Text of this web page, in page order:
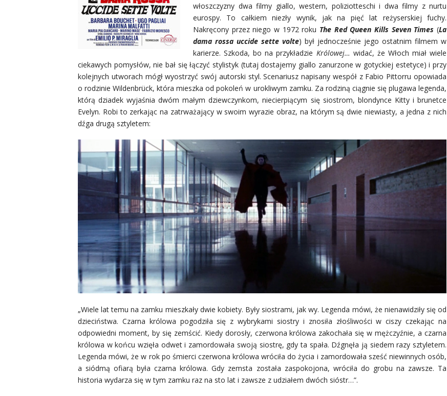
włoszczyzny dwa filmy giallo, western, poliziotteschi i dwa filmy z nurtu
eurospy. To całkiem niezły wynik, jak na pięć lat reżyserskiej fuchy.
Nakręcony przez niego w 1972 roku The Red Queen Kills Seven Times (La
dama rossa uccide sette volte) był jednocześnie jego ostatnim filmem w
karierze. Szkoda, bo na przykładzie Królowej… widać, że Włoch miał wiele
ciekawych pomysłów, nie bał się łączyć stylistyk (tutaj dostajemy giallo zanurzone w gotyckiej estetyce) i przy
kolejnych utworach mógł wyostrzyć swój autorski styl. Scenariusz napisany wespół z Fabio Pittorru opowiada
o rodzinie Wildenbrück, która mieszka od pokoleń w urokliwym zamku. Za rodziną ciągnie się plugawa legenda,
którą dziadek wyjaśnia dwóm małym dziewczynkom, niecierpiącym się siostrom, blondynce Kitty i brunetce
Evelyn. Robi to zerkając na zatrważający w swoim wyrazie obraz, na którym są dwie niewiasty, a jedna z nich
dźga drugą sztyletem:
„Wiele lat temu na zamku mieszkały dwie kobiety. Były siostrami, jak wy. Legenda mówi, że nienawidziły się od
dzieciństwa. Czarna królowa pogodziła się z wybrykami siostry i znosiła złośliwości w ciszy czekając na
odpowiedni moment, by się zemścić. Kiedy dorosły, czerwona królowa zakochała się w mężczyźnie, a czarna
królowa w końcu wzięła odwet i zamordowała swoją siostrę, gdy ta spała. Dźgnęła ją siedem razy sztyletem.
Legenda mówi, że w rok po śmierci czerwona królowa wróciła do życia i zamordowała sześć niewinnych osób,
a siódmą ofiarą była czarna królowa. Gdy zemsta została zaspokojona, wróciła do grobu na zawsze. Ta
historia wydarza się w tym zamku raz na sto lat i zawsze z udziałem dwóch sióstr…”.